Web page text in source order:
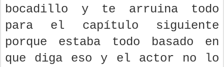
bocadillo y te arruina todo
para el capítulo siguiente
porque estaba todo basado en
que diga eso y el actor no lo